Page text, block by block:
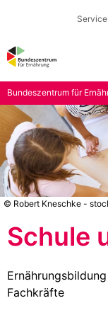
Service
Bundeszentrum für
Schule
Fachkräfte
© Robert Kneschke -